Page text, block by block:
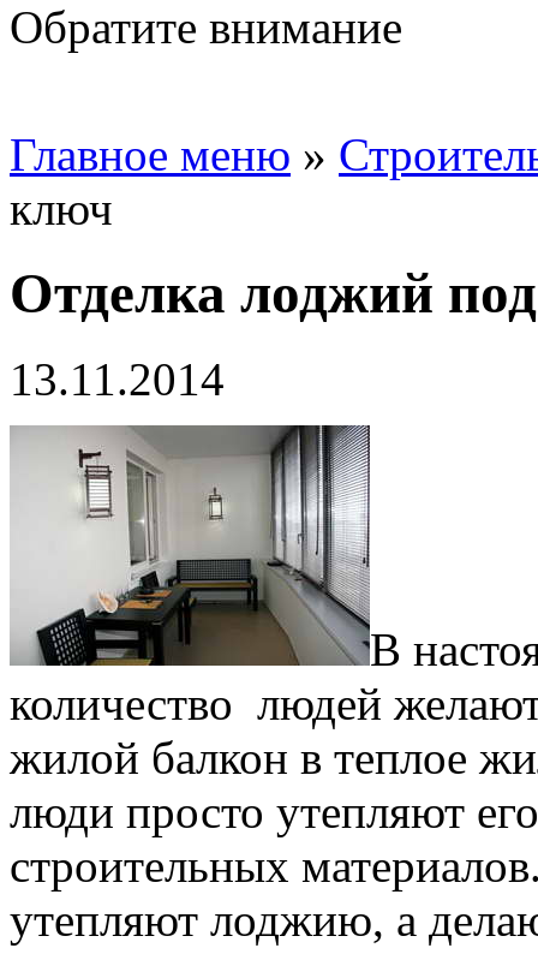
Обратите внимание
Главное меню »
ключ
Отделка лоджий
13.11.2014
В
количество людей
жилой балкон в теплое
люди просто утепляют
строительных
утепляют лоджию, а